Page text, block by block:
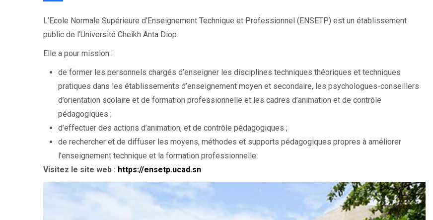
L’Ecole Normale Supérieure d’Enseignement Technique et Professionnel (ENSETP) est un établissement
public de l’Université Cheikh Anta Diop.
Elle a pour mission :
de former les personnels chargés d’enseigner les disciplines techniques théoriques et techniques
pratiques dans les établissements d’enseignement moyen et secondaire, les psychologues-conseillers
d’orientation scolaire et de formation professionnelle et les cadres d’animation et de contrôle
pédagogiques ;
d’effectuer des actions d’animation, et de contrôle pédagogiques ;
de rechercher et de diffuser les moyens, méthodes et supports pédagogiques propres à améliorer
l’enseignement technique et la formation professionnelle.
Visitez le site web : https://ensetp.ucad.sn